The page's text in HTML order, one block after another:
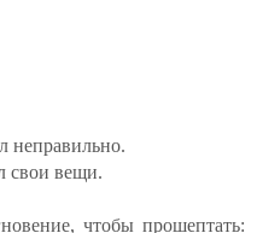
неправильно.
свои вещи.
чтобы прошептать: